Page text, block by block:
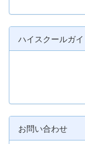
ハイスクールガイ
お問い合わせ